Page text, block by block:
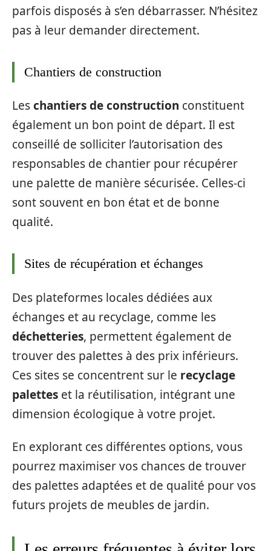
parfois disposés à s’en débarrasser. N’hésitez
pas à leur demander directement.
Chantiers de construction
Leschantiers de construction constituent
également un bon point de départ. Il est
conseillé de solliciter l’autorisation des
responsables de chantier pour récupérer
une palette de manière sécurisée. Celles-ci
sont souvent en bon état et de bonne
qualité.
Sites de récupération et échanges
Des plateformes locales dédiées aux
échanges et au recyclage, comme les
déchetteries, permettent également de
trouver des palettes à des prix inférieurs.
Ces sites se concentrent sur le recyclage
palettes et la réutilisation, intégrant une
dimension écologique à votre projet.
En explorant ces différentes options, vous
pourrez maximiser vos chances de trouver
des palettes adaptées et de qualité pour vos
futurs projets de meubles de jardin.